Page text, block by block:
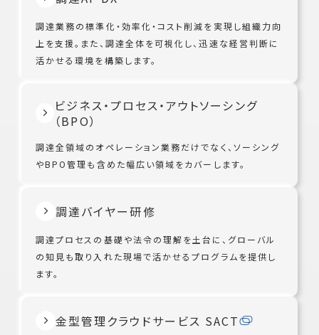
調達業務の標準化・効率化・コスト削減を実現し組織力向
上を支援。また、調達全体を可視化し、迅速な経営判断に
活かせる環境を構築します。
ビジネス・プロセス・アウトソーシング
（BPO）
調達全領域のオペレーション業務だけでなく、ソーシング
やBPO管理も含めた幅広い領域をカバーします。
調達バイヤー研修
調達プロセスの基礎や法令の理解を土台に、グローバル
の知見も取り入れた現場で活かせるプログラムを提供し
ます。
金型管理クラウドサービス SACT